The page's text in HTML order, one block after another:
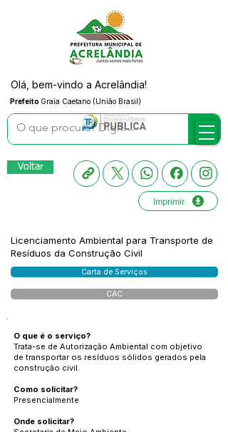
Prefeito Graia Caetano (União Brasil)
Olá, bem-vindo a Acrelândia!
Voltar
Imprimir
Licenciamento Ambiental para Transporte de
Resíduos da Construção Civil
Carta de Serviços
CAC
O que é o serviço?
Trata-se de Autorização Ambiental com objetivo
de transportar os resíduos sólidos gerados pela
construção civil.
Como solicitar?
Presencialmente
Onde solicitar?